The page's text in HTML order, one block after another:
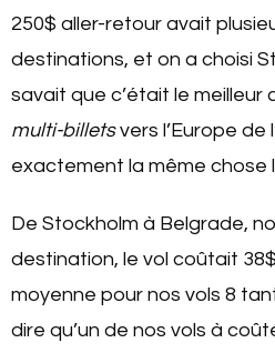
250$ aller-retour avait
destinations, et on a choisi
savait que c’était le meilleur
multi-billetsvers l’Europe de
exactement la même chose
De Stockholm à Belgrade,
destination, le vol coûtait 38$
moyenne pour nos vols 8
dire qu’un de nos vols à